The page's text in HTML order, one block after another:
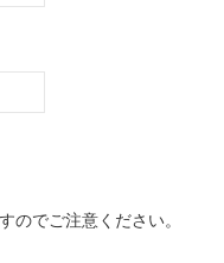
のでご注意ください。